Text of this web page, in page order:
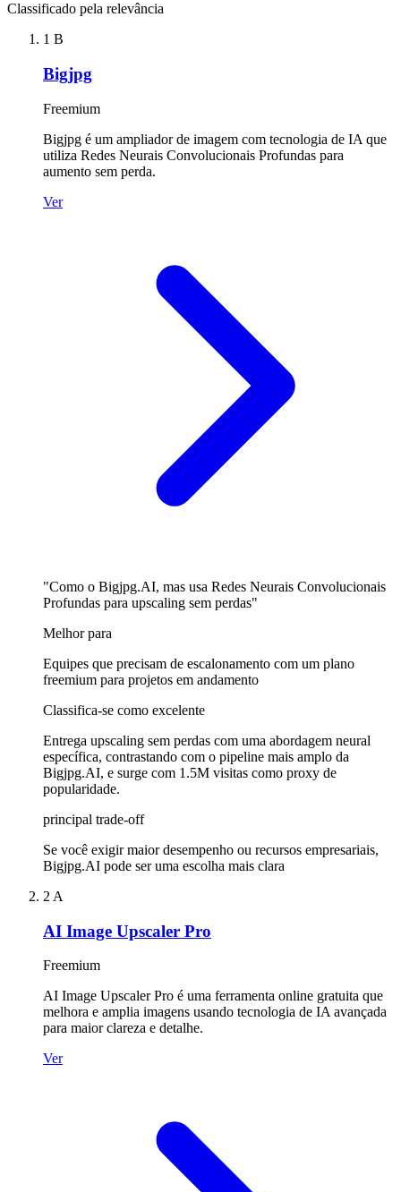
Classificado pela relevância
1 B
Bigjpg
Freemium
Bigjpg é um ampliador de imagem com tecnologia de IA que
utiliza Redes Neurais Convolucionais Profundas para
aumento sem perda.
Ver
"Como o Bigjpg.AI, mas usa Redes Neurais Convolucionais
Profundas para upscaling sem perdas"
Melhor para
Equipes que precisam de escalonamento com um plano
freemium para projetos em andamento
Classifica-se como excelente
Entrega upscaling sem perdas com uma abordagem neural
específica, contrastando com o pipeline mais amplo da
Bigjpg.AI, e surge com 1.5M visitas como proxy de
popularidade.
principal trade-off
Se você exigir maior desempenho ou recursos empresariais,
Bigjpg.AI pode ser uma escolha mais clara
2 A
AI Image Upscaler Pro
Freemium
AI Image Upscaler Pro é uma ferramenta online gratuita que
melhora e amplia imagens usando tecnologia de IA avançada
para maior clareza e detalhe.
Ver